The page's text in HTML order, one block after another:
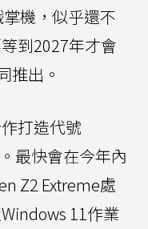
機，似乎還不
到2027年才會
推出。
打造代號
最快會在今年內
Z2 Extreme處
11作業